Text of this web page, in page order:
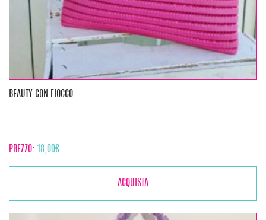
BEAUTY CON FIOCCO
PREZZO: 18,00€
ACQUISTA